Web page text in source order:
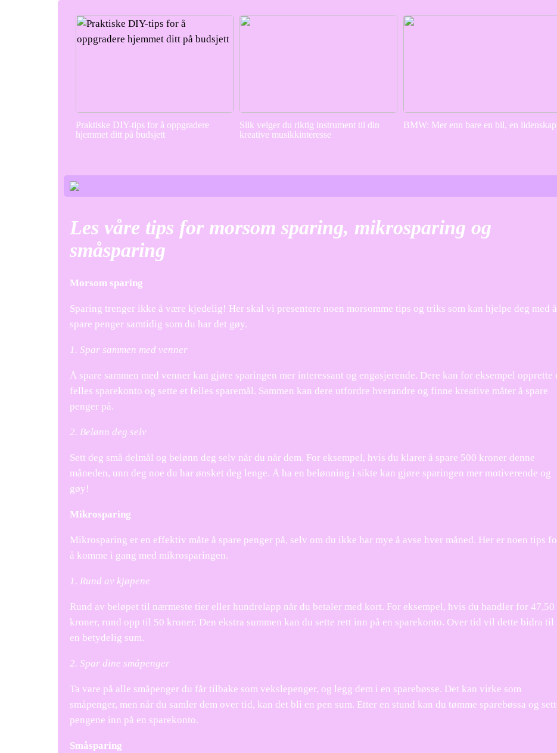
Praktiske DIY-tips for å oppgradere
hjemmet ditt på budsjett
Slik velger du riktig instrument til din
kreative musikkinteresse
BMW: Mer enn bare en bil, en lidenskap
Les våre tips for morsom sparing, mikrosparing og
småsparing
Morsom sparing
Sparing trenger ikke å være kjedelig! Her skal vi presentere noen morsomme tips og triks som kan hjelpe deg med å
spare penger samtidig som du har det gøy.
1. Spar sammen med venner
Å spare sammen med venner kan gjøre sparingen mer interessant og engasjerende. Dere kan for eksempel opprette
felles sparekonto og sette et felles sparemål. Sammen kan dere utfordre hverandre og finne kreative måter å spare
penger på.
2. Belønn deg selv
Sett deg små delmål og belønn deg selv når du når dem. For eksempel, hvis du klarer å spare 500 kroner denne
måneden, unn deg noe du har ønsket deg lenge. Å ha en belønning i sikte kan gjøre sparingen mer motiverende og
gøy!
Mikrosparing
Mikrosparing er en effektiv måte å spare penger på, selv om du ikke har mye å avse hver måned. Her er noen tips
å komme i gang med mikrosparingen.
1. Rund av kjøpene
Rund av beløpet til nærmeste tier eller hundrelapp når du betaler med kort. For eksempel, hvis du handler for 47,50
kroner, rund opp til 50 kroner. Den ekstra summen kan du sette rett inn på en sparekonto. Over tid vil dette bidra til
en betydelig sum.
2. Spar dine småpenger
Ta vare på alle småpenger du får tilbake som vekslepenger, og legg dem i en sparebøsse. Det kan virke som
småpenger, men når du samler dem over tid, kan det bli en pen sum. Etter en stund kan du tømme sparebøssa og
pengene inn på en sparekonto.
Småsparing